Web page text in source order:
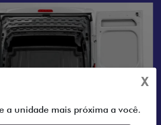
X
a unidade mais próxima a você.